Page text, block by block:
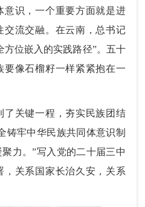
识，一个重要方面就是进
交流交融。在云南，总书记
方位嵌入的实践路径”。五十
要像石榴籽一样紧紧抱在一
关键一程，夯实民族团结
铸牢中华民族共同体意识制
力。”写入党的二十届三中
，关系国家长治久安，关系